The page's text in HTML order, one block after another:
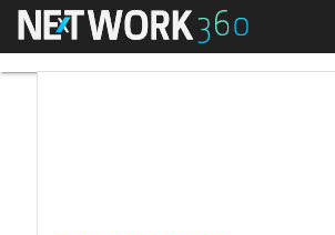
Menu